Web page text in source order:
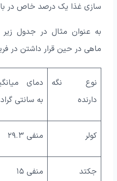
سازی غذا یک درصد خاص در
به عنوان مثال در جدول
ماهی در حین قرار داشتن در
نوع نگه
دارنده
دمای
به سانتی گراد
کولر منفی ۲۹.۳
جکتد منفی ۱۵